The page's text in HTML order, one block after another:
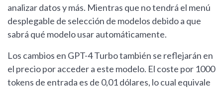
analizar datos y más. Mientras que no tendrá el menú
desplegable de selección de modelos debido a que
sabrá qué modelo usar automáticamente.
Los cambios en GPT-4 Turbo también se reflejarán en
el precio por acceder a este modelo. El coste por 1000
tokens de entrada es de 0,01 dólares, lo cual equivale